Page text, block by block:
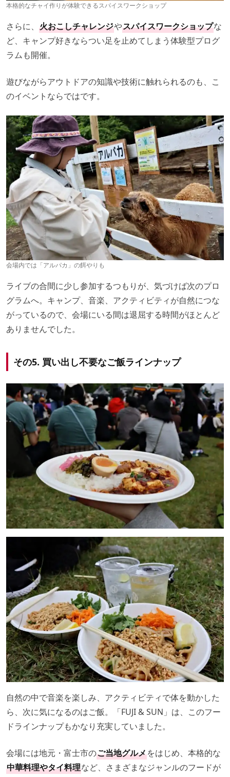
本格的なチャイ作りが体験できるスパイスワークショップ
さらに、 火おこしチャレンジやスパイスワークショップな
ど、キャンプ好きならつい足を止めてしまう体験型プログ
ラムも開催。
遊びながらアウトドアの知識や技術に触れられるのも、こ
のイベントならではです。
会場内では「アルパカ」の餌やりも
ライブの合間に少し参加するつもりが、気づけば次のプロ
グラムへ。キャンプ、音楽、アクティビティが自然につな
がっているので、会場にいる間は退屈する時間がほとんど
ありませんでした。
その5. 買い出し不要なご飯ラインナップ
自然の中で音楽を楽しみ、アクティビティで体を動かした
ら、次に気になるのはご飯。「FUJI & SUN」は、このフー
ドラインナップもかなり充実していました。
会場には地元・富士市のご当地グルメをはじめ、本格的な
中華料理やタイ料理など、さまざまなジャンルのフードが